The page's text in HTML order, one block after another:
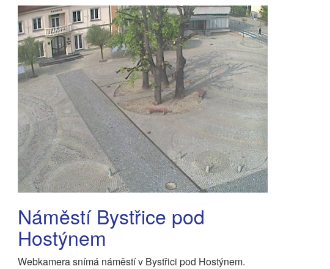
Náměstí Bystřice pod
Hostýnem
Webkamera snímá náměstí v Bystřici pod Hostýnem.